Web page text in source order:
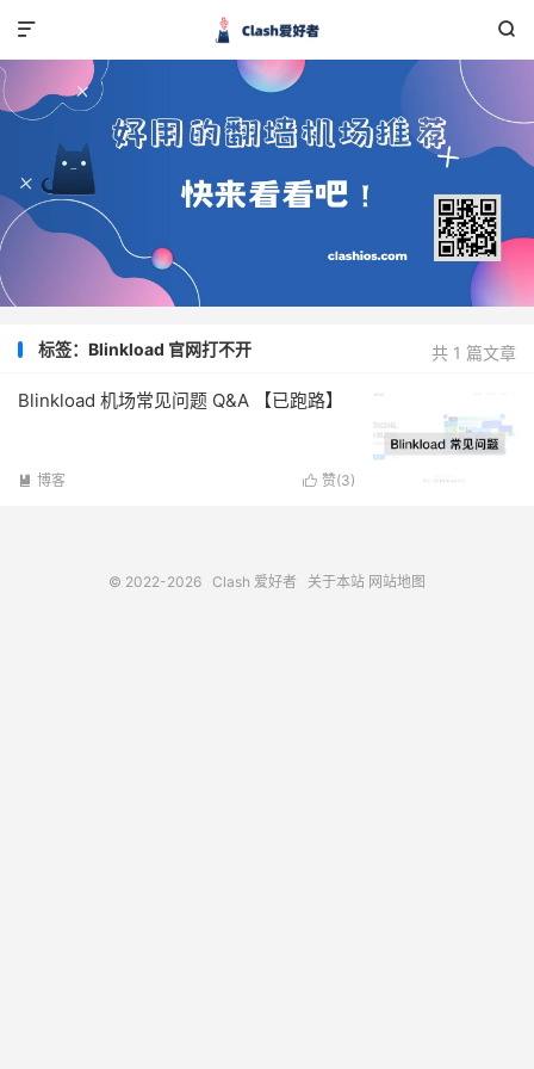


共 1 篇文章
标签：Blinkload 官网打不开
Blinkload 机场常见问题 Q&A 【已跑路】
 赞(3)
 博客
© 2022-2026 Clash 爱好者 关于本站 网站地图